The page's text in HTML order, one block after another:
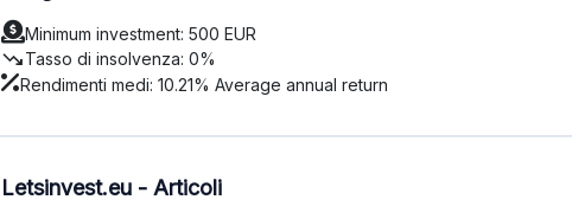
Minimum investment: 500 EUR
trending_downTasso di insolvenza: 0%
Rendimenti medi: 10.21% Average annual return
Letsinvest.eu - Articoli